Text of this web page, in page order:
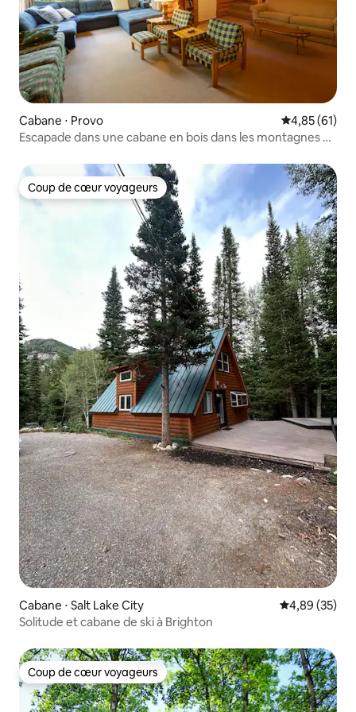
Cabane ⋅ Provo Évaluation
4,85 (61)
Escapade dans une cabane en bois dans les montagnes de
Coup de cœur voyageurs
Coup de cœur voyageurs
Cabane ⋅ Salt Lake City Évaluation
4,89 (35)
Solitude et cabane de ski à Brighton
Coup de cœur voyageurs
Coup de cœur voyageurs